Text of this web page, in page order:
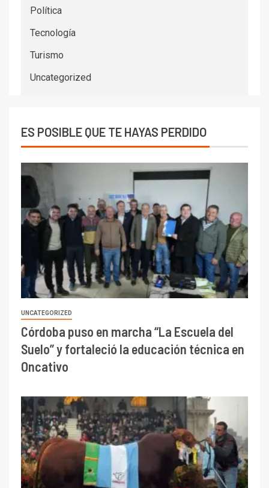
Política
Tecnología
Turismo
Uncategorized
ES POSIBLE QUE TE HAYAS PERDIDO
UNCATEGORIZED
Córdoba puso en marcha “La Escuela del
Suelo” y fortaleció la educación técnica en
Oncativo